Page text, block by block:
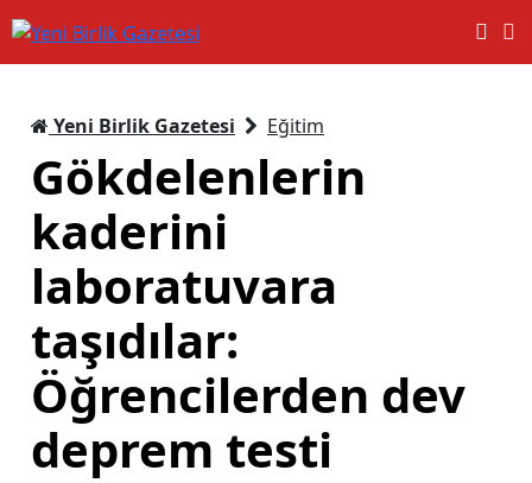
Yeni Birlik Gazetesi Eğitim
Gökdelenlerin
kaderini
laboratuvara
taşıdılar:
Öğrencilerden dev
deprem testi